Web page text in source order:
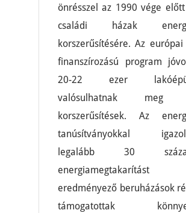
önrésszel az 1990 vége
családi házak
korszerűsítésére. Az
finanszírozású program
20-22 ezer
valósulhatnak meg
korszerűsítések. Az
tanúsítványokkal
legalább 30
energiamegtakarítást
eredményező beruházások
támogatottak